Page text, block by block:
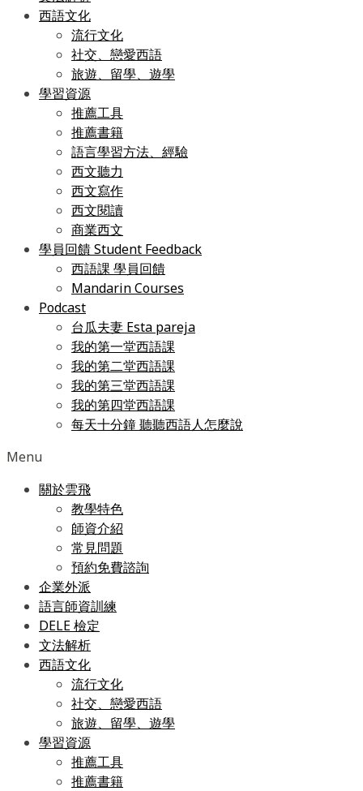
西語文化
流行文化
社交、戀愛西語
旅遊、留學、遊學
學習資源
推薦工具
推薦書籍
語言學習方法、經驗
西文聽力
西文寫作
西文閱讀
商業西文
學員回饋 Student Feedback
西語課 學員回饋
Mandarin Courses
Podcast
台瓜夫妻 Esta pareja
我的第一堂西語課
我的第二堂西語課
我的第三堂西語課
我的第四堂西語課
每天十分鐘 聽聽西語人怎麼說
Menu
關於雲飛
教學特色
師資介紹
常見問題
預約免費諮詢
企業外派
語言師資訓練
DELE 檢定
文法解析
西語文化
流行文化
社交、戀愛西語
旅遊、留學、遊學
學習資源
推薦工具
推薦書籍